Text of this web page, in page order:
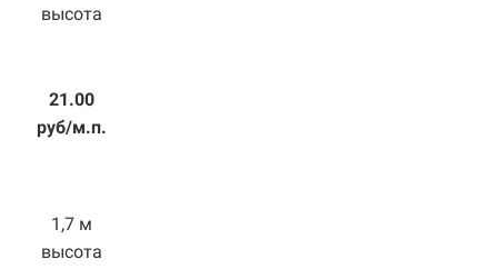
высота
21.00
руб/м.п.
1,7 м
высота